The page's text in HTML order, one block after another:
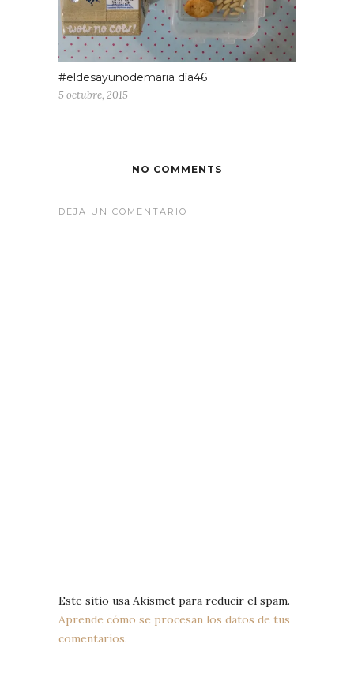
#eldesayunodemaria día46
5 octubre, 2015
NO COMMENTS
DEJA UN COMENTARIO
Este sitio usa Akismet para reducir el spam.
Aprende cómo se procesan los datos de tus
comentarios.